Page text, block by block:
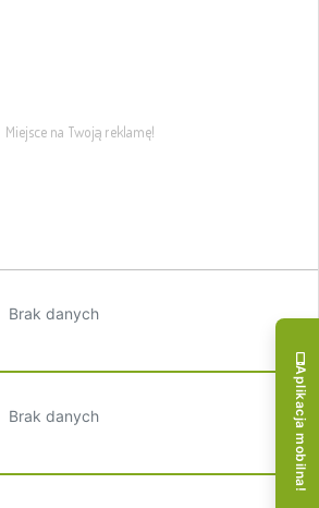
Brak danych
Brak danych Aplikacja mobilna!